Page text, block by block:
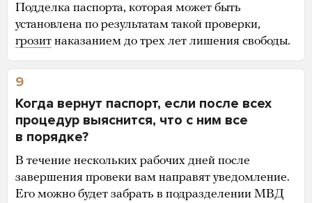
Подделка паспорта, которая может быть
установлена по результатам такой проверки,
грозит наказанием до трех лет лишения свободы.
9
Когда вернут паспорт, если после всех
процедур выяснится, что с ним все
в порядке?
В течение нескольких рабочих дней после
завершения провеки вам направят уведомление.
Его можно будет забрать в подразделении МВД